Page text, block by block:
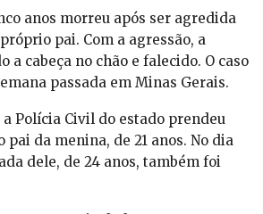
anos morreu após ser agredida
pai. Com a agressão, a
a cabeça no chão e falecido. O caso
passada em Minas Gerais.
a Polícia Civil do estado prendeu
da menina, de 21 anos. No dia
dele, de 24 anos, também foi